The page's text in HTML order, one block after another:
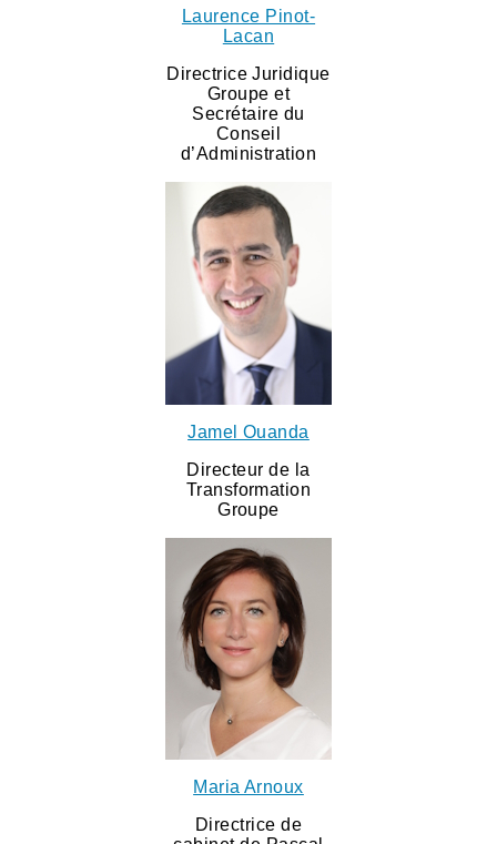
Laurence Pinot-
Lacan
Directrice Juridique
Groupe et
Secrétaire du
Conseil
d’Administration
Jamel Ouanda
Directeur de la
Transformation
Groupe
Maria Arnoux
Directrice de